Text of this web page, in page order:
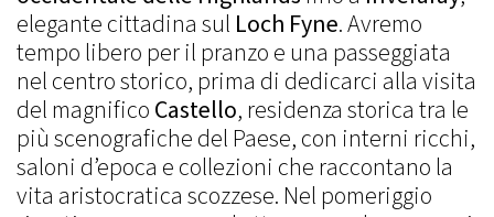
elegante cittadina sul Loch Fyne. Avremo
tempo libero per il pranzo e una passeggiata
nel centro storico, prima di dedicarci alla visita
del magnificoCastello, residenza storica tra le
più scenografiche del Paese, con interni ricchi,
saloni d’epoca e collezioni che raccontano la
vita aristocratica scozzese. Nel pomeriggio